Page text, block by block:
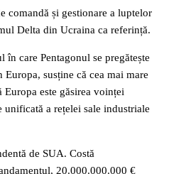
comandă și gestionare a luptelor
Delta din Ucraina ca referință.
care Pentagonul se pregătește
susține că cea mai mare
este găsirea voinței
a rețelei sale industriale
de SUA. Costă
20.000.000.000 €